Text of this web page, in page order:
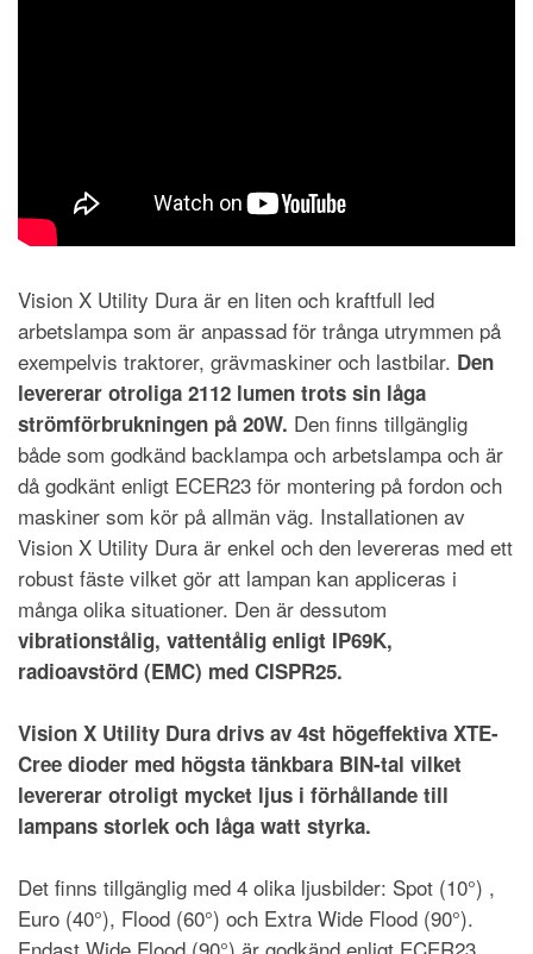
Vision X Utility Dura är en liten och kraftfull led
arbetslampa som är anpassad för trånga utrymmen på
exempelvis traktorer, grävmaskiner och lastbilar. Den
levererar otroliga 2112 lumen trots sin låga
strömförbrukningen på 20W. Den finns tillgänglig
både som godkänd backlampa och arbetslampa och är
då godkänt enligt ECER23 för montering på fordon och
maskiner som kör på allmän väg. Installationen av
Vision X Utility Dura är enkel och den levereras med ett
robust fäste vilket gör att lampan kan appliceras i
många olika situationer. Den är dessutom
vibrationstålig, vattentålig enligt IP69K,
radioavstörd (EMC) med CISPR25.
Vision X Utility Dura drivs av 4st högeffektiva XTE-
Cree dioder med högsta tänkbara BIN-tal vilket
levererar otroligt mycket ljus i förhållande till
lampans storlek och låga watt styrka.
Det finns tillgänglig med 4 olika ljusbilder: Spot (10°) ,
Euro (40°), Flood (60°) och Extra Wide Flood (90°).